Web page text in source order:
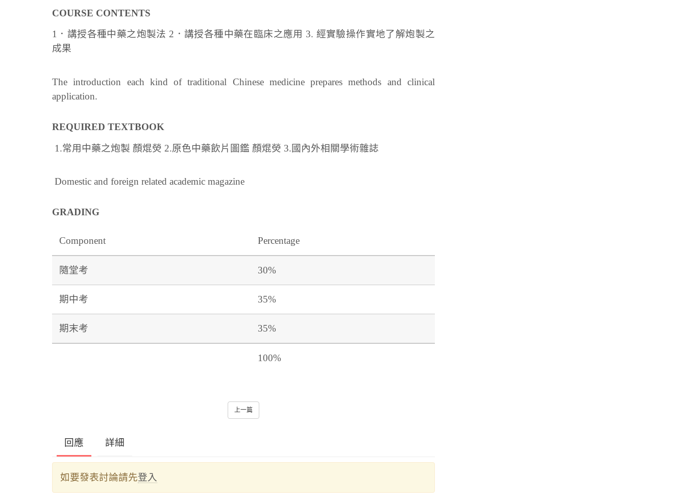
COURSE CONTENTS
1．講授各種中藥之炮製法 2．講授各種中藥在臨床之應用 3. 經實驗操作實地了解炮製之
成果
The introduction each kind of traditional Chinese medicine prepares methods and clinical
application.
REQUIRED TEXTBOOK
1.常用中藥之炮製 顏焜熒 2.原色中藥飲片圖鑑 顏焜熒 3.國內外相關學術雜誌
Domestic and foreign related academic magazine
GRADING
Component Percentage
100%
隨堂考 30%
期中考 35%
期末考 35%
上一篇
回應 詳細
如要發表討論請先登入